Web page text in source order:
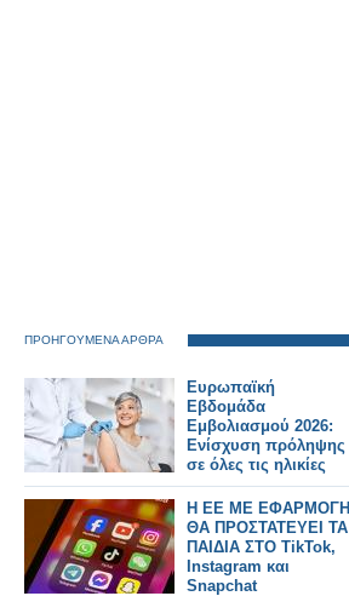
ΠΡΟΗΓΟΥΜΕΝΑ ΑΡΘΡΑ
Ευρωπαϊκή
Εβδομάδα
Εμβολιασμού 2026:
Ενίσχυση πρόληψης
σε όλες τις ηλικίες
Η ΕΕ ΜΕ ΕΦΑΡΜΟΓΗ
ΘΑ ΠΡΟΣΤΑΤΕΥΕΙ ΤΑ
ΠΑΙΔΙΑ ΣΤΟ TikTok,
Instagram και
Snapchat